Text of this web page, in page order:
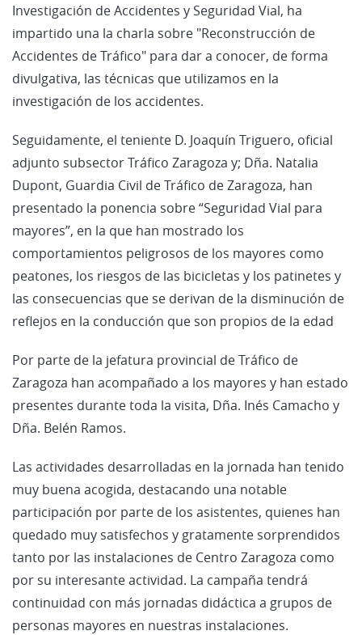
Investigación de Accidentes y Seguridad Vial, ha
impartido una la charla sobre "Reconstrucción de
Accidentes de Tráfico" para dar a conocer, de forma
divulgativa, las técnicas que utilizamos en la
investigación de los accidentes.
Seguidamente, el teniente D. Joaquín Triguero, oficial
adjunto subsector Tráfico Zaragoza y; Dña. Natalia
Dupont, Guardia Civil de Tráfico de Zaragoza, han
presentado la ponencia sobre “Seguridad Vial para
mayores”, en la que han mostrado los
comportamientos peligrosos de los mayores como
peatones, los riesgos de las bicicletas y los patinetes y
las consecuencias que se derivan de la disminución de
reflejos en la conducción que son propios de la edad
Por parte de la jefatura provincial de Tráfico de
Zaragoza han acompañado a los mayores y han estado
presentes durante toda la visita, Dña. Inés Camacho y
Dña. Belén Ramos.
Las actividades desarrolladas en la jornada han tenido
muy buena acogida, destacando una notable
participación por parte de los asistentes, quienes han
quedado muy satisfechos y gratamente sorprendidos
tanto por las instalaciones de Centro Zaragoza como
por su interesante actividad. La campaña tendrá
continuidad con más jornadas didáctica a grupos de
personas mayores en nuestras instalaciones.